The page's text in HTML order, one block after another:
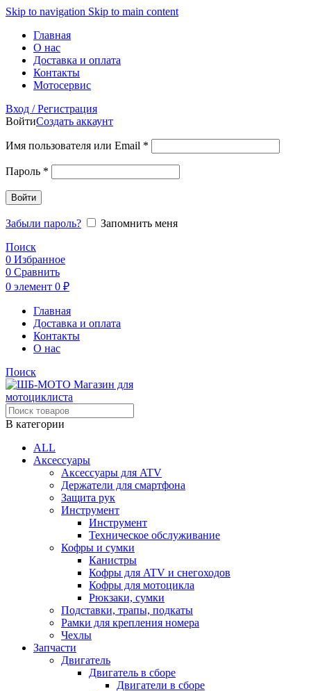
Skip to navigation Skip to main content
Главная
О нас
Доставка и оплата
Контакты
Мотосервис
Вход / Регистрация
ВойтиСоздать аккаунт
Имя пользователя или Email *
Пароль *
Войти
Забыли пароль?
Запомнить меня
Поиск
0 Избранное
0 Сравнить
0 элемент 0 ₽
Главная
Доставка и оплата
Контакты
О нас
Поиск
В категории
ALL
Аксессуары
Аксессуары для ATV
Держатели для смартфона
Защита рук
Инструмент
Инструмент
Техническое обслуживание
Кофры и сумки
Канистры
Кофры для ATV и снегоходов
Кофры для мотоцикла
Рюкзаки, сумки
Подставки, трапы, подкаты
Рамки для крепления номера
Чехлы
Запчасти
Двигатель
Двигатель в сборе
Двигатели в сборе